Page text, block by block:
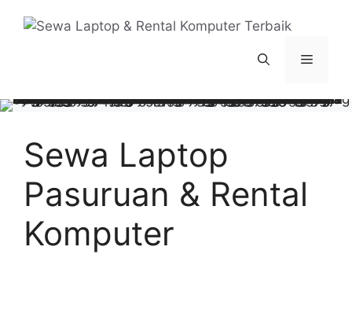
Menu
Sewa Laptop
Pasuruan & Rental
Komputer